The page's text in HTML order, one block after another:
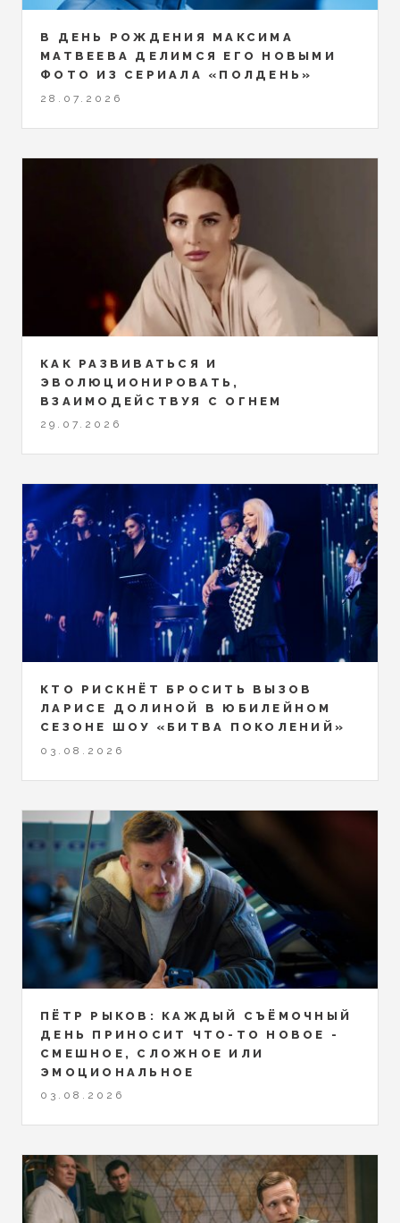
В ДЕНЬ РОЖДЕНИЯ МАКСИМА
МАТВЕЕВА ДЕЛИМСЯ ЕГО НОВЫМИ
ФОТО ИЗ СЕРИАЛА «ПОЛДЕНЬ»
28.07.2026
КАК РАЗВИВАТЬСЯ И
ЭВОЛЮЦИОНИРОВАТЬ,
ВЗАИМОДЕЙСТВУЯ С ОГНЕМ
29.07.2026
КТО РИСКНЁТ БРОСИТЬ ВЫЗОВ
ЛАРИСЕ ДОЛИНОЙ В ЮБИЛЕЙНОМ
СЕЗОНЕ ШОУ «БИТВА ПОКОЛЕНИЙ»
03.08.2026
ПЁТР РЫКОВ: КАЖДЫЙ СЪЁМОЧНЫЙ
ДЕНЬ ПРИНОСИТ ЧТО-ТО НОВОЕ -
СМЕШНОЕ, СЛОЖНОЕ ИЛИ
ЭМОЦИОНАЛЬНОЕ
03.08.2026